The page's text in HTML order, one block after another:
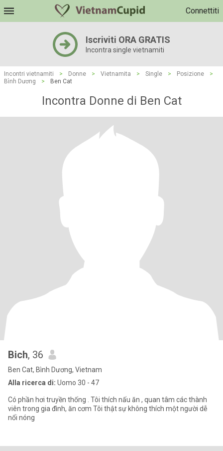
Connettiti
Iscriviti ORA GRATIS
Incontra single vietnamiti
Incontri vietnamiti > Donne > Vietnamita > Single > Posizione
>
Bình Dương
> Ben Cat
Incontra Donne di Ben Cat
Bich, 36
Ben Cat, Bình Dương, Vietnam
Alla ricerca di: Uomo 30 - 47
Có phần hơi truyền thống . Tôi thích nấu ăn , quan tâm các thành
viên trong gia đình, ăn cơm Tôi thật sự không thích một người dễ
nổi nóng